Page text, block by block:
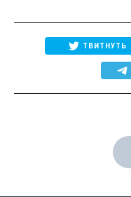
ТВИТНУТЬ